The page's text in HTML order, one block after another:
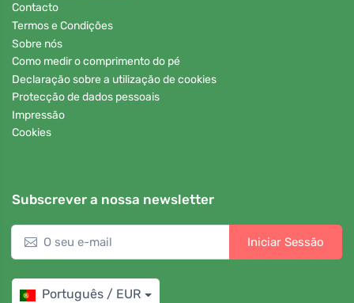
Contacto
Termos e Condições
Sobre nós
Como medir o comprimento do pé
Declaração sobre a utilização de cookies
Protecção de dados pessoais
Impressão
Cookies
Subscrever a nossa newsletter
Iniciar Sessão
Português / EUR